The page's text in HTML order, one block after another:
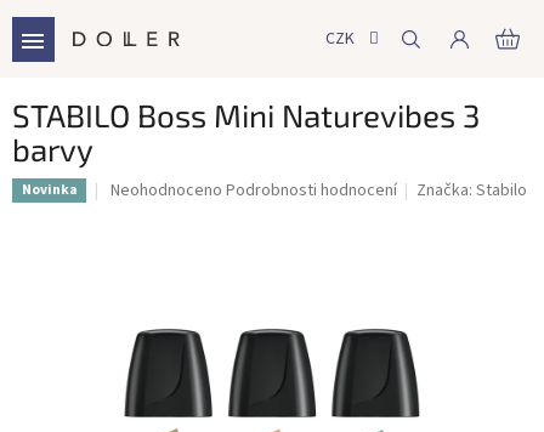
obsah
CZK
STABILO Boss Mini Naturevibes 3
barvy
Novinka
Průměrné
hvězdiček.
Neohodnoceno Podrobnosti hodnocení Značka:Stabilo